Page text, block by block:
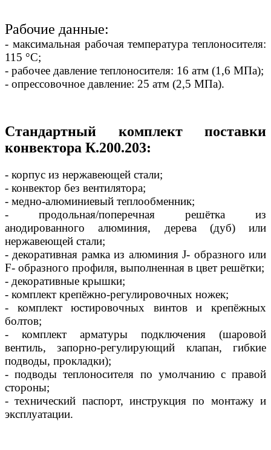
Рабочие данные:
- максимальная рабочая температура теплоносителя:
115 °С;
- рабочее давление теплоносителя: 16 атм (1,6 МПа);
- опрессовочное давление: 25 атм (2,5 МПа).
Стандартный комплект поставки
конвектора К.200.203:
- корпус из нержавеющей стали;
- конвектор без вентилятора;
- медно-алюминиевый теплообменник;
- продольная/поперечная решётка из
анодированного алюминия, дерева (дуб) или
нержавеющей стали;
- декоративная рамка из алюминия J- образного или
F- образного профиля, выполненная в цвет решётки;
- декоративные крышки;
- комплект крепёжно-регулировочных ножек;
- комплект юстировочных винтов и крепёжных
болтов;
- комплект арматуры подключения (шаровой
вентиль, запорно-регулирующий клапан, гибкие
подводы, прокладки);
- подводы теплоносителя по умолчанию с правой
стороны;
- технический паспорт, инструкция по монтажу и
эксплуатации.